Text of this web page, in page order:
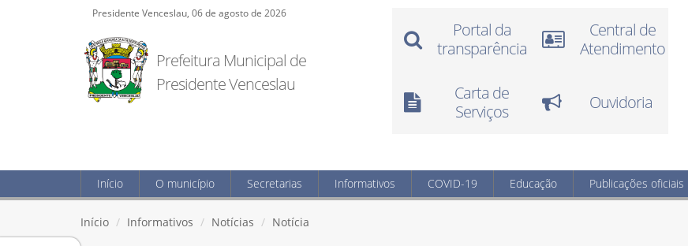
Presidente Venceslau, 06 de agosto de 2026
Prefeitura Municipal de
Presidente Venceslau
Portal da
transparência
Central de
Atendimento
Carta de
Serviços
Ouvidoria
Início O município Secretarias Informativos COVID-19 Educação Publicações oficiais
Início Informativos Notícias Notícia